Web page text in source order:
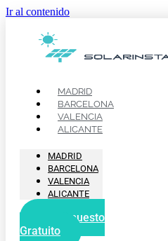
Ir al contenido
MADRID
BARCELONA
VALENCIA
ALICANTE
MADRID
BARCELONA
VALENCIA
ALICANTE
Presupuesto
Gratuito